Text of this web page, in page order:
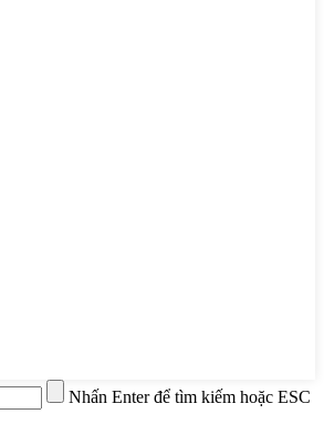
Nhấn Enter để tìm kiếm hoặc ESC